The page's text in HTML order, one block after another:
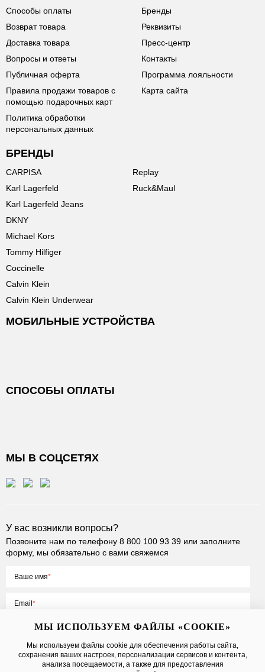
Способы оплаты
Возврат товара
Доставка товара
Вопросы и ответы
Публичная оферта
Правила продажи товаров с
помощью подарочных карт
Политика обработки
персональных данных
Бренды
Реквизиты
Пресс-центр
Контакты
Программа лояльности
Карта сайта
БРЕНДЫ
CARPISA
Karl Lagerfeld
Karl Lagerfeld Jeans
DKNY
Michael Kors
Tommy Hilfiger
Coccinelle
Calvin Klein
Calvin Klein Underwear
Replay
Ruck&Maul
МОБИЛЬНЫЕ УСТРОЙСТВА
СПОСОБЫ ОПЛАТЫ
МЫ В СОЦСЕТЯХ
У вас возникли вопросы?
Позвоните нам по телефону 8 800 100 93 39 или заполните
форму, мы обязательно с вами свяжемся
Ваше имя
Email
Нажимая на кнопку «Отправить», вы принимаете условияПубличной
согласие на обработку персональных данных
МЫ ИСПОЛЬЗУЕМ ФАЙЛЫ «COOKIE»
Мы используем файлы cookie для обеспечения работы сайта,
сохранения ваших настроек, персонализации сервисов и контента,
анализа посещаемости, а также для предоставления